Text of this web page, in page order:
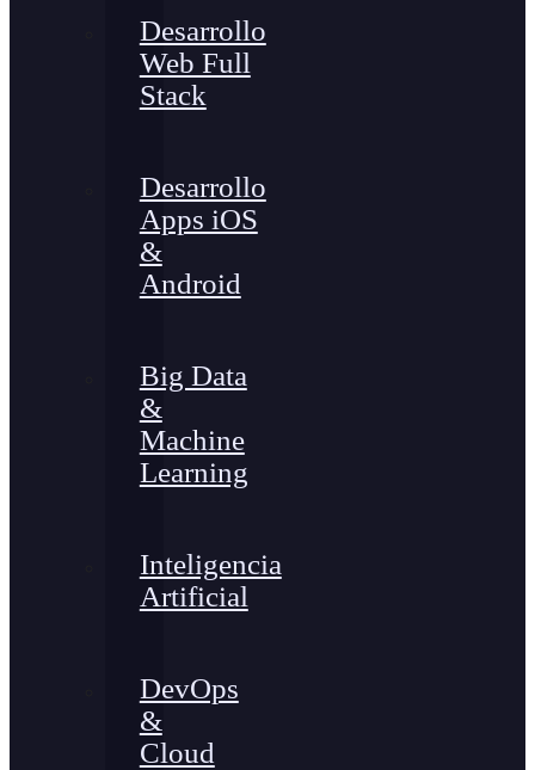
Desarrollo
Web Full
Stack
Desarrollo
Apps iOS
&
Android
Big Data
&
Machine
Learning
Inteligencia
Artificial
DevOps
&
Cloud